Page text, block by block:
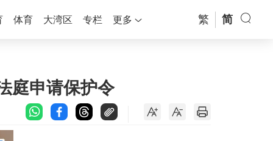
体育 大湾区 专栏 更多 繁 简
庭申请保护令